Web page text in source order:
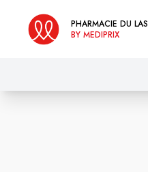
PHARMACIE DU
BY MEDIPRIX